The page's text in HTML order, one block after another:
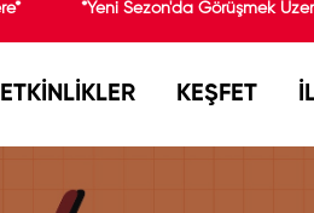
*Yeni Sezon'da Görüşmek
ETKİNLİKLER KEŞFET